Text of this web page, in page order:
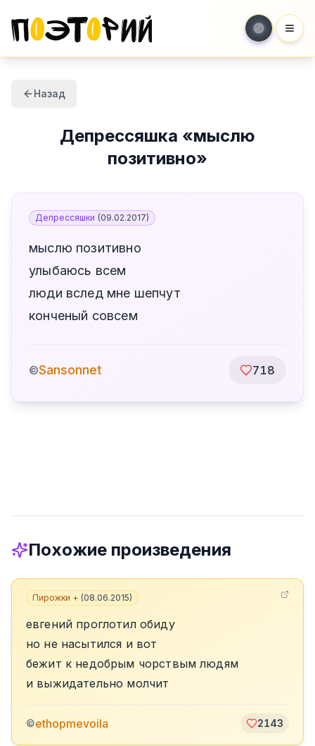
Назад
Депрессяшка «мыслю
позитивно»
Депрессяшки (09.02.2017)
мыслю позитивно
улыбаюсь всем
люди вслед мне шепчут
конченый совсем
©Sansonnet 718
Похожие произведения
Пирожки + (08.06.2015)
евгений проглотил обиду
но не насытился и вот
бежит к недобрым чорствым людям
и выжидательно молчит
©ethopmevoila 2143